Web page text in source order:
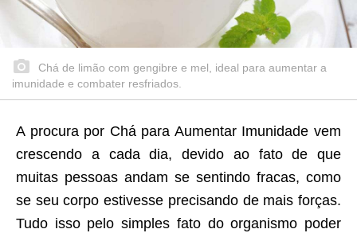
Chá de limão com gengibre e mel, ideal para aumentar a
imunidade e combater resfriados.
A procura por Chá para Aumentar Imunidade vem
crescendo a cada dia, devido ao fato de que
muitas pessoas andam se sentindo fracas, como
se seu corpo estivesse precisando de mais forças.
Tudo isso pelo simples fato do organismo poder